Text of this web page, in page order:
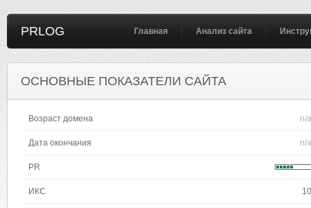
PRLOG Главная Анализ сайта
ОСНОВНЫЕ ПОКАЗАТЕЛИ САЙТА
Возраст домена n/a
Дата окончания n/a
PR
ИКС 10